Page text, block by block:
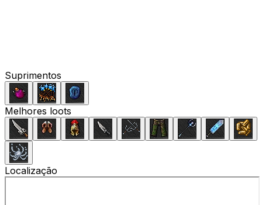
Suprimentos
Melhores loots
Localização